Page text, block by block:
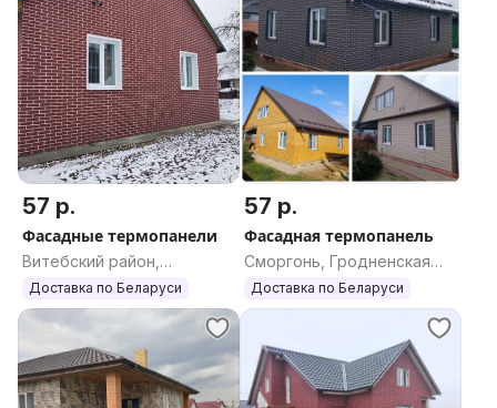
57 р.
Фасадные термопанели
Витебский район,
Витебская область
Доставка по Беларуси
57 р.
Фасадная термопанель
Сморгонь, Гродненская
область
Доставка по Беларуси